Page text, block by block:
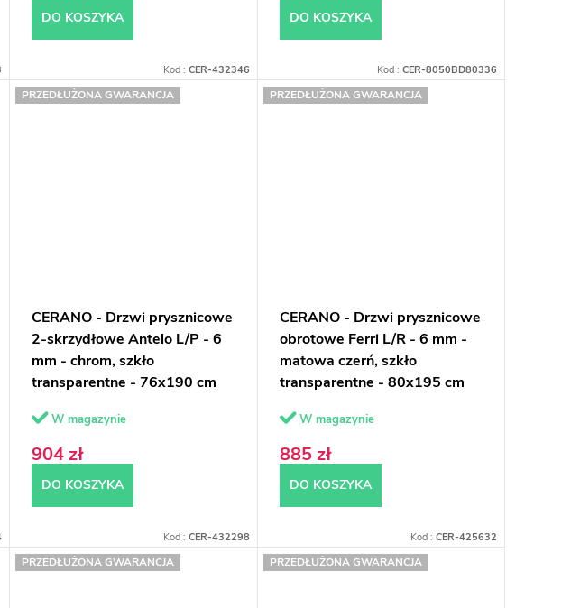
DO KOSZYKA
Kod : CER-432346
DO KOSZYKA
Kod : CER-8050BD80336
PRZEDŁUŻONA GWARANCJA
CERANO - Drzwi prysznicowe
2-skrzydłowe Antelo L/P - 6
mm - chrom, szkło
transparentne - 76x190 cm
W magazynie
904 zł
DO KOSZYKA
Kod : CER-432298
PRZEDŁUŻONA GWARANCJA
CERANO - Drzwi prysznicowe
obrotowe Ferri L/R - 6 mm -
matowa czerń, szkło
transparentne - 80x195 cm
W magazynie
885 zł
DO KOSZYKA
Kod : CER-425632
PRZEDŁUŻONA GWARANCJA PRZEDŁUŻONA GWARANCJA